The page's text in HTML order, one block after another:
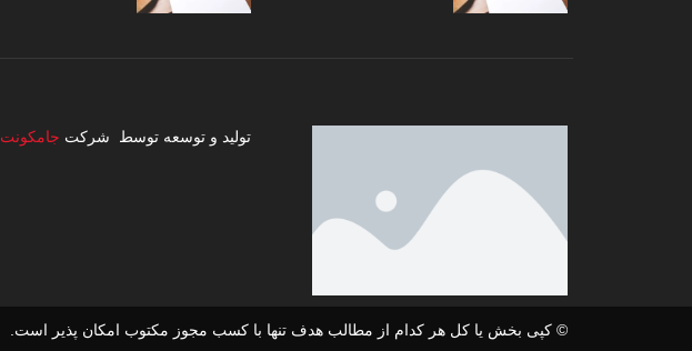
تولید و توسعه توسط شرکت جامکونت
© کپی بخش یا کل هر کدام از مطالب هدف تنها با کسب مجوز مکتوب امکان پذیر است.